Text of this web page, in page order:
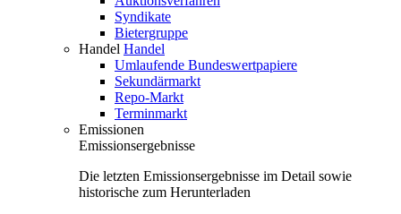
Syndikate
Bietergruppe
Handel Handel
Umlaufende Bundeswertpapiere
Sekundärmarkt
Repo-Markt
Terminmarkt
Emissionen
Emissionsergebnisse
Die letzten Emissionsergebnisse im Detail sowie
historische zum Herunterladen